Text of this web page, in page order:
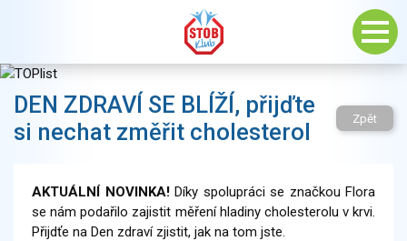
DEN ZDRAVÍ SE BLÍŽÍ, přijďte
si nechat změřit cholesterol
Zpět
AKTUÁLNÍ NOVINKA! Díky spolupráci se značkou Flora
se nám podařilo zajistit měření hladiny cholesterolu v krvi.
Přijdťe na Den zdraví zjistit, jak na tom jste.